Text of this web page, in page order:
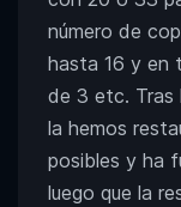
número de
hasta 16 y en
de 3 etc. Tras
la hemos
posibles y ha
luego que la